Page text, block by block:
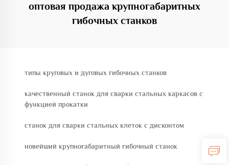
оптовая продажа крупногабаритных
гибочных станков
типы круговых и дуговых гибочных станков
качественный станок для сварки стальных каркасов с
функцией прокатки
станок для сварки стальных клеток с дисконтом
новейший крупногабаритный гибочный станок